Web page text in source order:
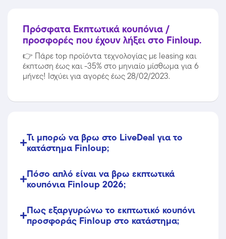
Πρόσφατα Εκπτωτικά κουπόνια /
προσφορές που έχουν λήξει στο Finloup.
👉 Πάρε top προϊόντα τεχνολογίας με leasing και
έκπτωση έως και -35% στο μηνιαίο μίσθωμα για 6
μήνες! Ισχύει για αγορές έως 28/02/2023.
Τι μπορώ να βρω στο LiveDeal για το
κατάστημα Finloup;
Πόσο απλό είναι να βρω εκπτωτικά
κουπόνια Finloup 2026;
Πως εξαργυρώνω το εκπτωτικό κουπόνι
προσφοράς Finloup στο κατάστημα;